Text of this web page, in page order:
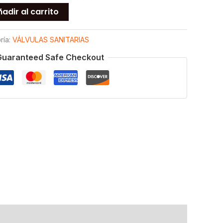
al carrito
VÁLVULAS SANITARIAS
Safe Checkout